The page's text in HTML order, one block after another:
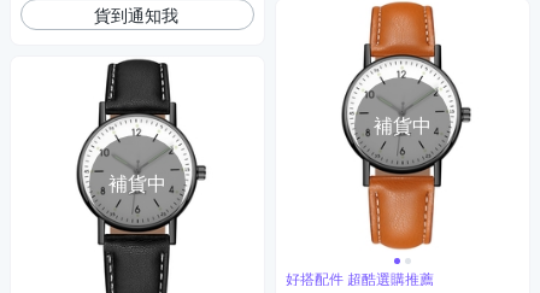
貨到通知我
補貨中
補貨中
好搭配件 超酷選購推薦